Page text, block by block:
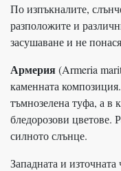
По изпъкналите,
разположите и
засушаване и не
Армерия(Armeria
каменната
тъмнозелена туфа, а в
бледорозови цветове.
силното слънце.
Западната и